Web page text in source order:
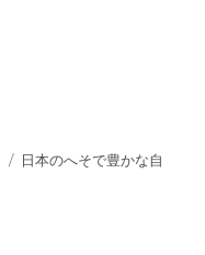
カ
日本のへそで豊かな自